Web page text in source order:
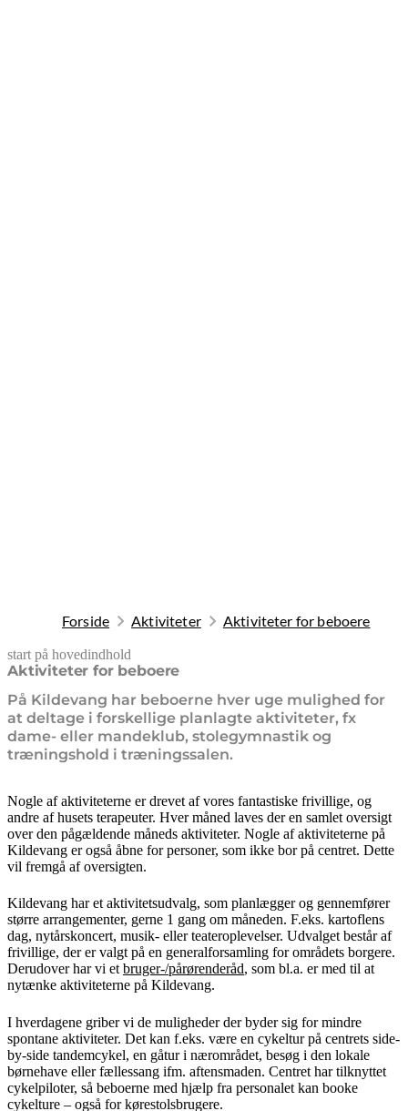
Forside Aktiviteter Aktiviteter for beboere
start på hovedindhold
Aktiviteter for beboere
På Kildevang har beboerne hver uge mulighed for
at deltage i forskellige planlagte aktiviteter, fx
dame- eller mandeklub, stolegymnastik og
træningshold i træningssalen.
senest opdateret 10. februar 2026
Nogle af aktiviteterne er drevet af vores fantastiske frivillige, og
andre af husets terapeuter. Hver måned laves der en samlet oversigt
over den pågældende måneds aktiviteter. Nogle af aktiviteterne på
Kildevang er også åbne for personer, som ikke bor på centret. Dette
vil fremgå af oversigten.
Kildevang har et aktivitetsudvalg, som planlægger og gennemfører
større arrangementer, gerne 1 gang om måneden. F.eks. kartoflens
dag, nytårskoncert, musik- eller teateroplevelser. Udvalget består af
frivillige, der er valgt på en generalforsamling for områdets borgere.
Derudover har vi et bruger-/pårørenderåd, som bl.a. er med til at
nytænke aktiviteterne på Kildevang.
I hverdagene griber vi de muligheder der byder sig for mindre
spontane aktiviteter. Det kan f.eks. være en cykeltur på centrets side-
by-side tandemcykel, en gåtur i nærområdet, besøg i den lokale
børnehave eller fællessang ifm. aftensmaden. Centret har tilknyttet
cykelpiloter, så beboerne med hjælp fra personalet kan booke
cykelture – også for kørestolsbrugere.